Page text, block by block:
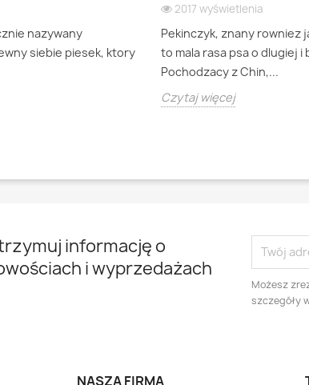
nazywany
siebie piesek, ktory
2017 wyświetlenia
Pekinczyk, znany rowniez
to mala rasa psa o dlugiej
Pochodzacy z Chin,...
Czytaj więcej
informację o
i wyprzedażach
Możesz
szczegóły
NASZA FIRMA